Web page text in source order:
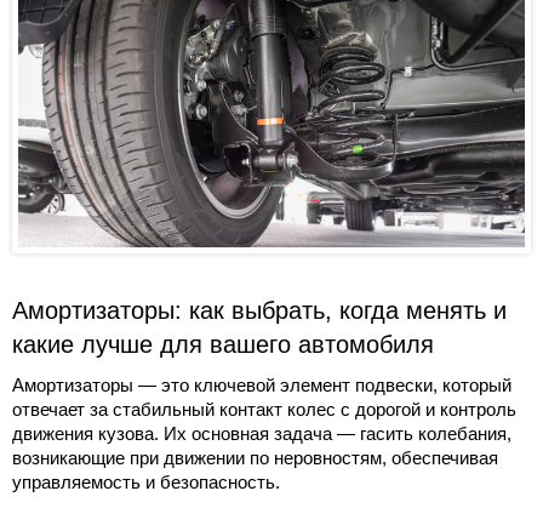
Амортизаторы: как выбрать, когда менять и
какие лучше для вашего автомобиля
Амортизаторы — это ключевой элемент подвески, который
отвечает за стабильный контакт колес с дорогой и контроль
движения кузова. Их основная задача — гасить колебания,
возникающие при движении по неровностям, обеспечивая
управляемость и безопасность.